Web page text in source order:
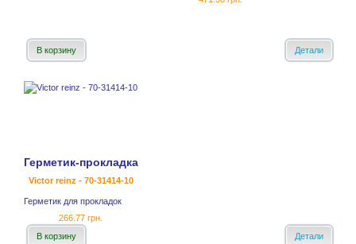
В корзину Детали
Герметик-прокладка
Victor reinz - 70-31414-10
Герметик для прокладок
266.77 грн.
В корзину
Детали